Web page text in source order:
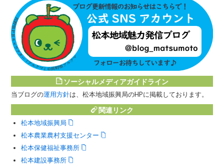
ソーシャルメディアガイドライン
当ブログの運用方針は、松本地域振興局のHPに掲載しております。
関連リンク
松本地域振興局
松本農業農村支援センター
松本保健福祉事務所
松本建設事務所